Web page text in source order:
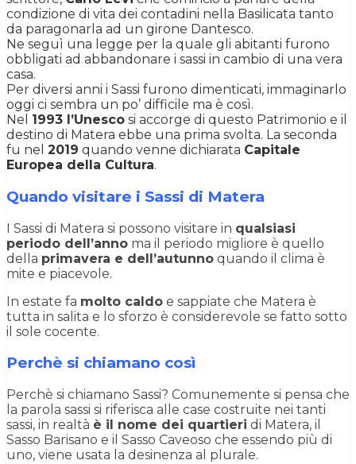
condizione di vita dei contadini nella Basilicata tanto
da paragonarla ad un girone Dantesco.
Ne seguì una legge per la quale gli abitanti furono
obbligati ad abbandonare i sassi in cambio di una vera
casa.
Per diversi anni i Sassi furono dimenticati, immaginarlo
oggi ci sembra un po’ difficile ma è così.
Nel 1993 l’Unesco si accorge di questo Patrimonio e il
destino di Matera ebbe una prima svolta. La seconda
fu nel 2019 quando venne dichiarata Capitale
Europea della Cultura.
Quando visitare i Sassi di Matera
I Sassi di Matera si possono visitare in qualsiasi
periodo dell’anno ma il periodo migliore è quello
della primavera e dell’autunno quando il clima è
mite e piacevole.
In estate fa molto caldo e sappiate che Matera è
tutta in salita e lo sforzo è considerevole se fatto sotto
il sole cocente.
Perchè si chiamano così
Perchè si chiamano Sassi? Comunemente si pensa che
la parola sassi si riferisca alle case costruite nei tanti
sassi, in realtà è il nome dei quartieri di Matera, il
Sasso Barisano e il Sasso Caveoso che essendo più di
uno, viene usata la desinenza al plurale.